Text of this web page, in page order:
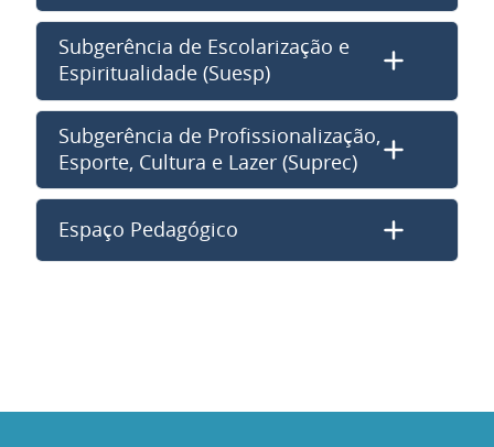
Subgerência de Escolarização e
Espiritualidade (Suesp)
Subgerência de Profissionalização,
Esporte, Cultura e Lazer (Suprec)
Espaço Pedagógico